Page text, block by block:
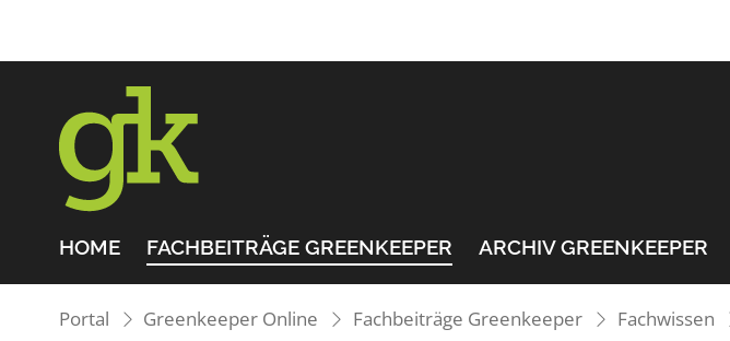
HOME FACHBEITRÄGE GREENKEEPER ARCHIV GREENKEEPER
Portal Greenkeeper Online Fachbeiträge Greenkeeper Fachwissen